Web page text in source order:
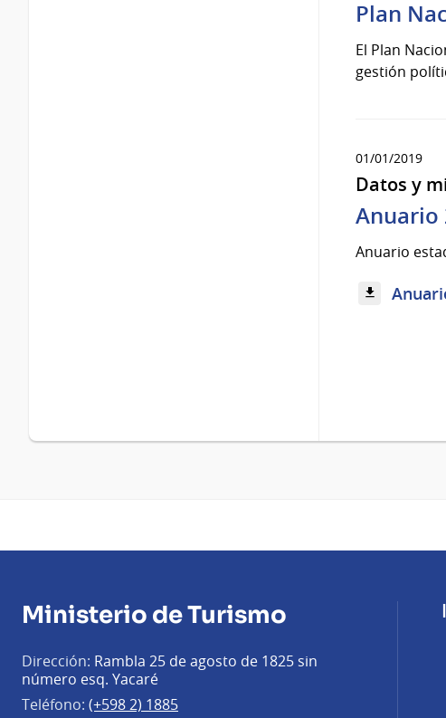
Plan
El Plan
gestión
01/01/2019
Datos y
Anuario
Anuario
Ministerio de Turismo
Dirección: Rambla 25 de agosto de 1825 sin
número esq. Yacaré
Teléfono: (+598 2) 1885